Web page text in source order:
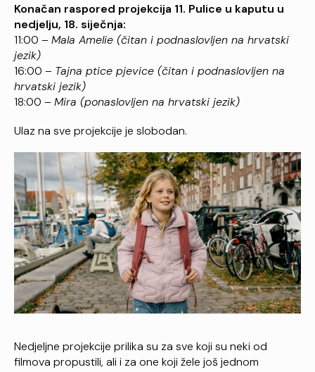
Konačan raspored projekcija 11. Pulice u kaputu u
nedjelju, 18. siječnja:
11:00 –Mala Amelie (čitan i podnaslovljen na hrvatski
jezik)
16:00 – Tajna ptice pjevice (čitan i podnaslovljen na
hrvatski jezik)
18:00 –Mira (ponaslovljen na hrvatski jezik)
Ulaz na sve projekcije je slobodan.
Nedjeljne projekcije prilika su za sve koji su neki od
filmova propustili, ali i za one koji žele još jednom